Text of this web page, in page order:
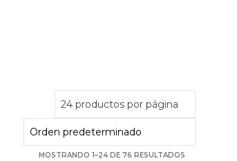
MOSTRANDO 1–24 DE 76 RESULTADOS